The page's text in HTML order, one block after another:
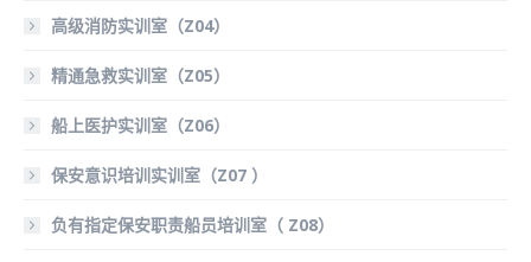
高级消防实训室（Z04）
精通急救实训室（Z05）
船上医护实训室（Z06）
保安意识培训实训室（Z07 ）
负有指定保安职责船员培训室（ Z08）